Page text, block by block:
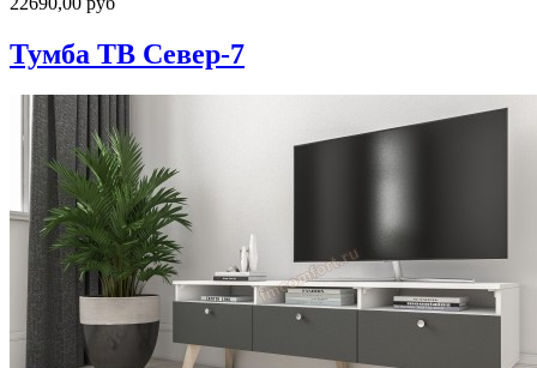
Тумба ТВ Север-7